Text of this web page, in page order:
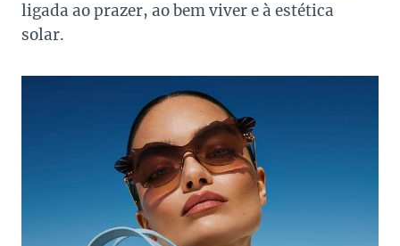
ligada ao prazer, ao bem viver e à estética
solar.